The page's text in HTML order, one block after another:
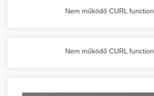
Nem működő CURL function.
Nem működő CURL function.